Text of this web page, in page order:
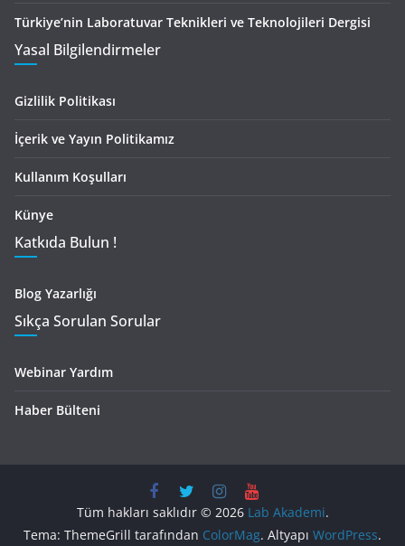
Türkiye’nin Laboratuvar Teknikleri ve Teknolojileri Dergisi
Yasal Bilgilendirmeler
Gizlilik Politikası
İçerik ve Yayın Politikamız
Kullanım Koşulları
Künye
Katkıda Bulun !
Blog Yazarlığı
Sıkça Sorulan Sorular
Webinar Yardım
Haber Bülteni
Tüm hakları saklıdır © 2026 Lab Akademi.
Tema: ThemeGrill tarafından ColorMag. Altyapı WordPress.